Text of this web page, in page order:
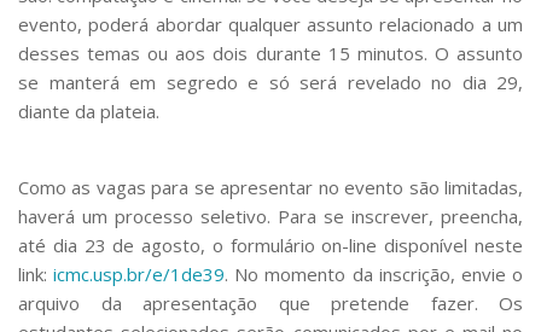
evento, poderá abordar qualquer assunto relacionado a um
desses temas ou aos dois durante 15 minutos. O assunto
se manterá em segredo e só será revelado no dia 29,
diante da plateia.
Como as vagas para se apresentar no evento são limitadas,
haverá um processo seletivo. Para se inscrever, preencha,
até dia 23 de agosto, o formulário on-line disponível neste
link:icmc.usp.br/e/1de39. No momento da inscrição, envie o
arquivo da apresentação que pretende fazer. Os